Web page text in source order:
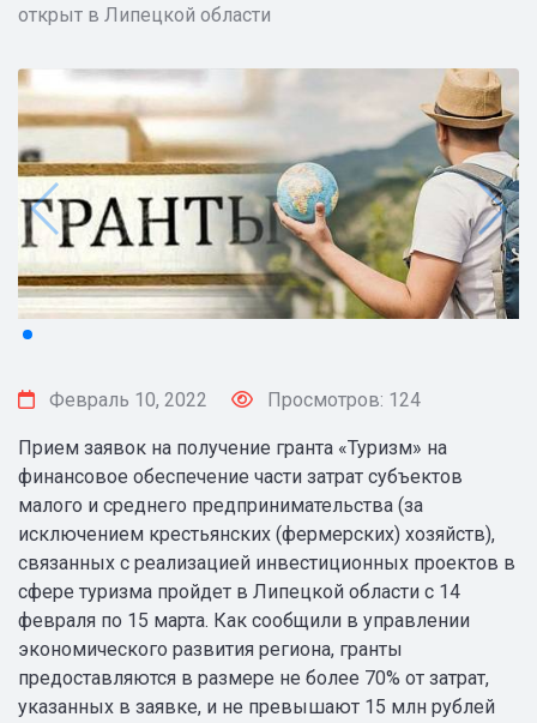
открыт в Липецкой области
Февраль 10, 2022 Просмотров: 124
Прием заявок на получение гранта «Туризм» на
финансовое обеспечение части затрат субъектов
малого и среднего предпринимательства (за
исключением крестьянских (фермерских) хозяйств),
связанных с реализацией инвестиционных проектов в
сфере туризма пройдет в Липецкой области с 14
февраля по 15 марта. Как сообщили в управлении
экономического развития региона, гранты
предоставляются в размере не более 70% от затрат,
указанных в заявке, и не превышают 15 млн рублей